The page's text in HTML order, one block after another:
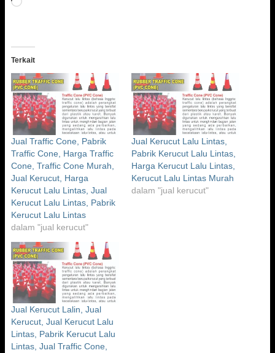
Terkait
Jual Traffic Cone, Pabrik
Traffic Cone, Harga Traffic
Cone, Traffic Cone Murah,
Jual Kerucut, Harga
Kerucut Lalu Lintas, Jual
Kerucut Lalu Lintas, Pabrik
Kerucut Lalu Lintas
dalam "jual kerucut"
Jual Kerucut Lalu Lintas,
Pabrik Kerucut Lalu Lintas,
Harga Kerucut Lalu Lintas,
Kerucut Lalu Lintas Murah
dalam "jual kerucut"
Jual Kerucut Lalin, Jual
Kerucut, Jual Kerucut Lalu
Lintas, Pabrik Kerucut Lalu
Lintas, Jual Traffic Cone,